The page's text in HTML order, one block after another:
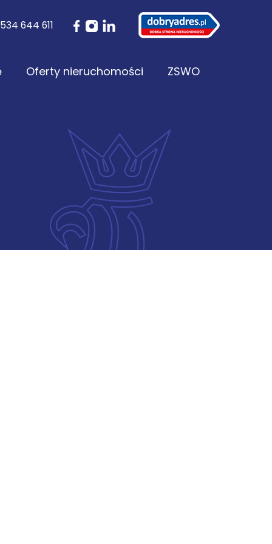
534 644 611
Oferty nieruchomości
ZSWO